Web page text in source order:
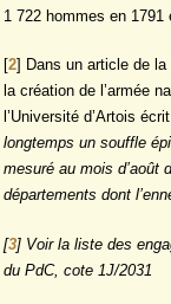
1 722 hommes en 1791
[2] Dans un article de
la création de l’armée
l’Université d’Artois
longtemps un souffle
mesuré au mois d’août
départements dont
[3] Voir la liste des
du PdC, cote 1J/2031